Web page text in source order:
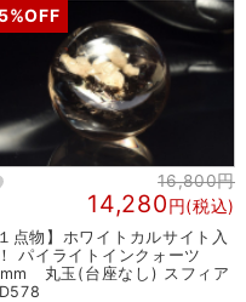
16,800円
14,280円(税込)
１点物】ホワイトカルサイト入
パイライトインクォーツ
丸玉(台座なし) スフィア